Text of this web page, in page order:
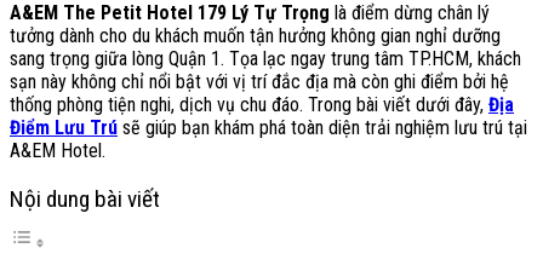
A&EM The Petit Hotel 179 Lý Tự Trọng là điểm dừng chân lý
tưởng dành cho du khách muốn tận hưởng không gian nghỉ dưỡng
sang trọng giữa lòng Quận 1. Tọa lạc ngay trung tâm TP.HCM, khách
sạn này không chỉ nổi bật với vị trí đắc địa mà còn ghi điểm bởi hệ
thống phòng tiện nghi, dịch vụ chu đáo. Trong bài viết dưới đây, Địa
Điểm Lưu Trú sẽ giúp bạn khám phá toàn diện trải nghiệm lưu trú tại
A&EM Hotel.
Nội dung bài viết